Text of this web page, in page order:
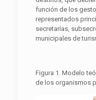
función de los
representados
secretarías,
municipales de
Figura 1. Modelo
de los organismos